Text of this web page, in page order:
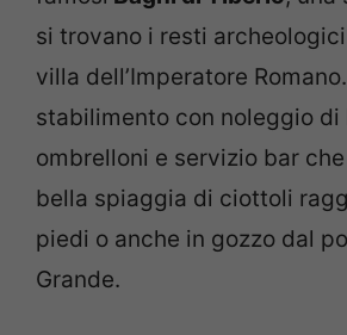
si trovano i resti archeologici
villa dell’Imperatore Romano.
stabilimento con noleggio di
ombrelloni e servizio bar
bella spiaggia di ciottoli
piedi o anche in gozzo dal
Grande.